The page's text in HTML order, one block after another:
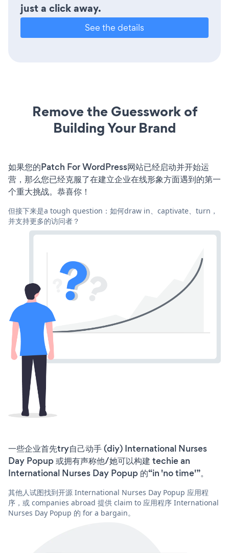
just a click away.
See the details
Remove the Guesswork of
Building Your Brand
如果您的Patch For WordPress网站已经启动并开始运
营，那么您已经克服了在建立企业在线形象方面遇到的第一
个重大挑战。恭喜你！
但接下来是a tough question：如何draw in、captivate、turn，
并支持更多的访问者？
一些企业首先try自己动手 (diy) International Nurses
Day Popup 或拥有声称他/她可以构建 techie an
International Nurses Day Popup 的“in 'no time'”。
其他人试图找到开源 International Nurses Day Popup 应用程
序，或 companies abroad 提供 claim to 应用程序 International
Nurses Day Popup 的 for a bargain。